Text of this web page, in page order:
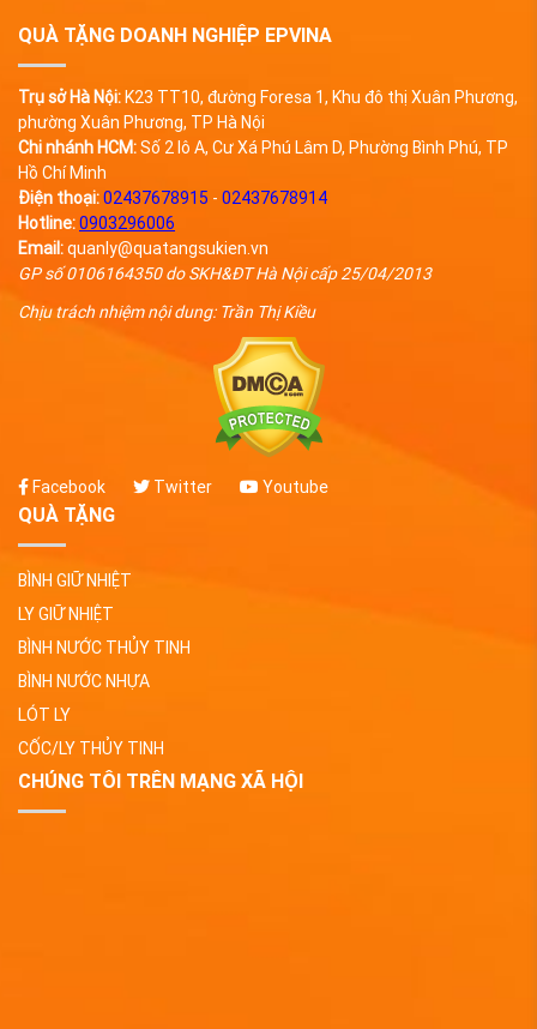
QUÀ TẶNG DOANH NGHIỆP EPVINA
Trụ sở Hà Nội:K23 TT10, đường Foresa 1, Khu đô thị Xuân Phương,
phường Xuân Phương, TP Hà Nội
Chi nhánh HCM:Số 2 lô A, Cư Xá Phú Lâm D, Phường Bình Phú, TP
Hồ Chí Minh
Điện thoại:02437678915 - 02437678914
Hotline:0903296006
Email:quanly@quatangsukien.vn
GP số 0106164350 do SKH&ĐT Hà Nội cấp 25/04/2013
Chịu trách nhiệm nội dung: Trần Thị Kiều
Facebook Twitter Youtube
QUÀ TẶNG
BÌNH GIỮ NHIỆT
LY GIỮ NHIỆT
BÌNH NƯỚC THỦY TINH
BÌNH NƯỚC NHỰA
LÓT LY
CỐC/LY THỦY TINH
CHÚNG TÔI TRÊN MẠNG XÃ HỘI